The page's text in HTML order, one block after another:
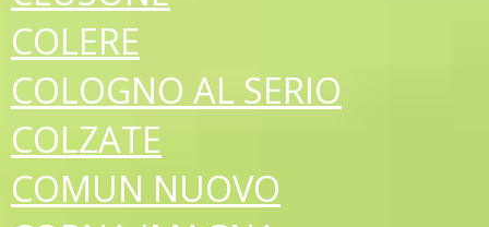
COLERE
COLOGNO AL SERIO
COLZATE
COMUN NUOVO